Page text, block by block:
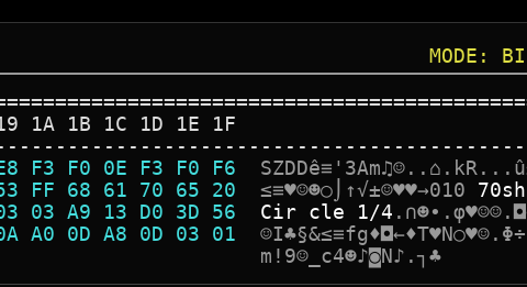
MODE:
1A 1B 1C 1D 1E 1F
F3 F0 0E F3 F0 F6
SZDDê≡ ' 3Am♫☺. . ⌂ . kR . . . û
FF 68 61 70 65 20
≤≡♥☺☻○ ⌡ ↑√±☺♥♥→010 70s h
03 A9 13 D0 3D 56
Cir cle 1/4 . ∩☻• .φ♥☺☺. ◘
A0 0D A8 0D 03 01
☺I♣§&≤≡fg♦◘←♦T♥N○♥☺. Φ÷
00 BF 05
m ! 9☺ c4☻♪◙N♪ .┐ ♣